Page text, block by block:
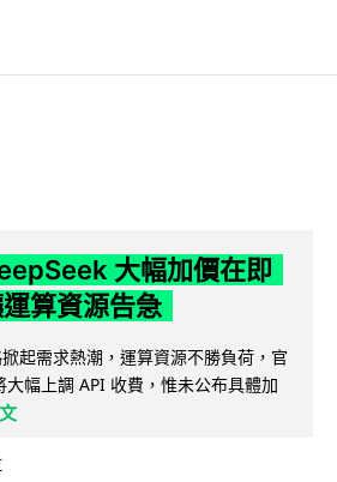
大幅加價在即
算資源告急
起需求熱潮，運算資源不勝負荷，官
幅上調 API 收費，惟未公布具體加